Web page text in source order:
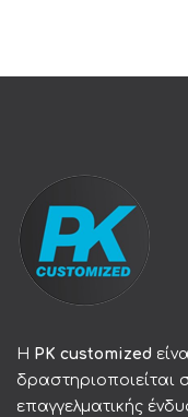
Η PK customized
δραστηριοποιείται
επαγγελματικής